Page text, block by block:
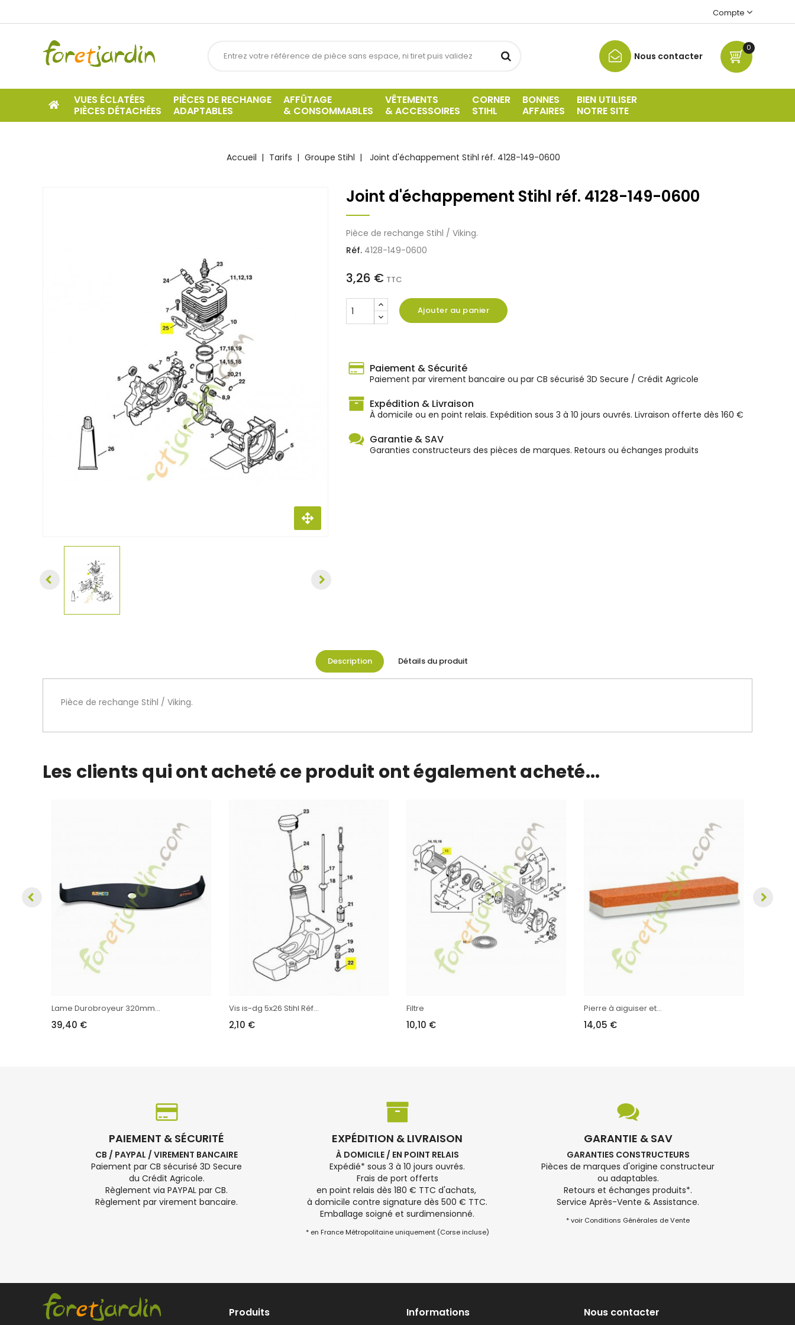
Compte
0
Nous contacter
VUES ÉCLATÉES
PIÈCES DÉTACHÉES
PIÈCES DE RECHANGE
ADAPTABLES
AFFÛTAGE
& CONSOMMABLES
VÊTEMENTS
& ACCESSOIRES
CORNER
STIHL
BONNES
AFFAIRES
BIEN UTILISER
NOTRE SITE
Accueil Tarifs Groupe Stihl Joint d'échappement Stihl réf. 4128-149-0600
Joint d'échappement Stihl réf. 4128-149-0600
Pièce de rechange Stihl / Viking.
Réf. 4128-149-0600
3,26 € TTC
Ajouter au panier
Paiement & Sécurité
Paiement par virement bancaire ou par CB sécurisé 3D Secure / Crédit Agricole
Expédition & Livraison
À domicile ou en point relais. Expédition sous 3 à 10 jours ouvrés. Livraison offerte dès 160 €
Garantie & SAV
Garanties constructeurs des pièces de marques. Retours ou échanges produits
Description Détails du produit
Pièce de rechange Stihl / Viking.
Les clients qui ont acheté ce produit ont également acheté...
Lame Durobroyeur 320mm...
39,40 €
Vis is-dg 5x26 Stihl Réf...
2,10 €
Filtre
10,10 €
Pierre à aiguiser et...
14,05 €
PAIEMENT & SÉCURITÉ
CB / PAYPAL / VIREMENT BANCAIRE
Paiement par CB sécurisé 3D Secure
du Crédit Agricole.
Règlement via PAYPAL par CB.
Règlement par virement bancaire.
EXPÉDITION & LIVRAISON
À DOMICILE / EN POINT RELAIS
Expédié* sous 3 à 10 jours ouvrés.
Frais de port offerts
en point relais dès 180 € TTC d'achats,
à domicile contre signature dès 500 € TTC.
Emballage soigné et surdimensionné.
* en France Métropolitaine uniquement (Corse incluse)
GARANTIE & SAV
GARANTIES CONSTRUCTEURS
Pièces de marques d'origine constructeur
ou adaptables.
Retours et échanges produits*.
Service Après-Vente & Assistance.
* voir Conditions Générales de Vente
Produits Informations Nous contacter